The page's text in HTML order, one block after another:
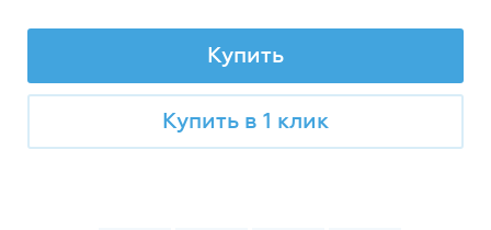
Купить
Купить в 1 клик